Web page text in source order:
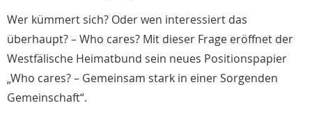
Wer kümmert sich? Oder wen interessiert das
überhaupt? – Who cares? Mit dieser Frage eröffnet der
Westfälische Heimatbund sein neues Positionspapier
„Who cares? – Gemeinsam stark in einer Sorgenden
Gemeinschaft“.